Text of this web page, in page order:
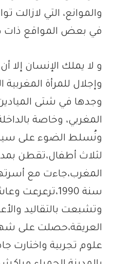
والموانع، التي لازالت
في بعض المواقع ذات
و لا يملك الإنسان إلا
وإجلال للمرأة
وجدها في شتى
المغربي، وخاصة
ونُسلط الضوء على
لثلاث أطفال،تقطن
المغرب،جاءت مع
سنة
وتشبعت بالتقاليد
العريقة،حصلت على
علوم تجربية واختارت